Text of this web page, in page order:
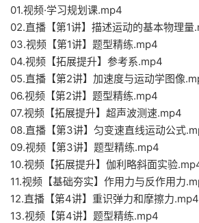
01.视频·学习规划课.mp4
02.直播【第1讲】描述运动的基本物理量
03.视频【第1讲】题型精练.mp4
04.视频【拓展提升】参考系.mp4
05.直播【第2讲】加速度与运动学图像
06.视频【第2讲】题型精练.mp4
07.视频【拓展提升】超声波测速.mp4
08.直播【第3讲】匀变速直线运动公式
09.视频【第3讲】题型精练.mp4
10.视频【拓展提升】伽利略斜面实验
11.视频【基础夯实】作用力与反作用力
12.直播【第4讲】重识弹力和摩擦力.mp4
13.视频【第4讲】题型精练.mp4